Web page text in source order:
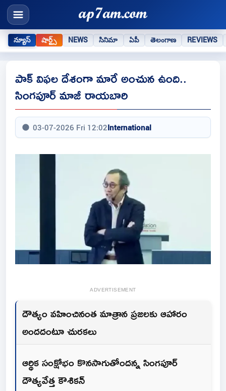
న్యూస్ షార్ట్స్ NEWS సినిమా ఏపీ తెలంగాణ REVIEWS
పాక్‌ విఫల దేశంగా మారే అంచున ఉంది..
సింగపూర్‌ మాజీ రాయబారి
03-07-2026 Fri 12:02International
ADVERTISEMENT
దౌత్యం వహించినంత మాత్రాన ప్రజలకు ఆహారం
అందదంటూ చురకలు
ఆర్థిక సంక్షోభం కొనసాగుతోందన్న సింగపూర్‌
దౌత్యవేత్త కౌశికన్‌